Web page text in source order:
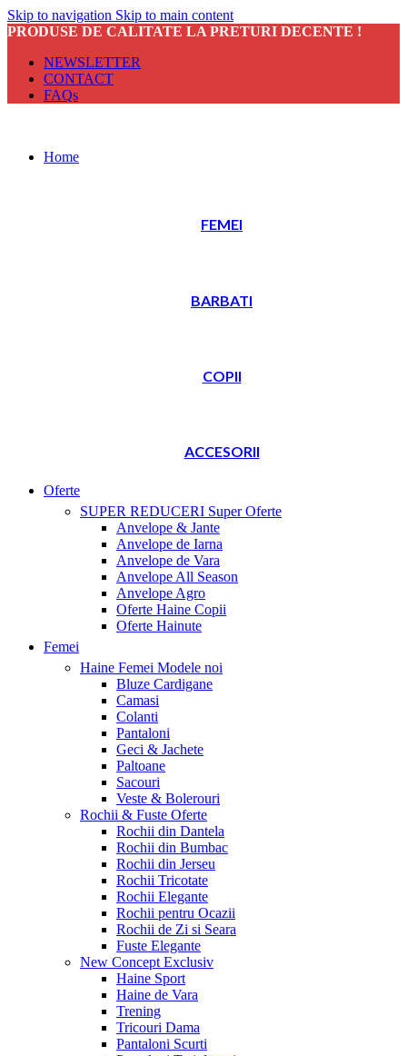
Skip to navigation Skip to main content
PRODUSE DE CALITATE LA PRETURI DECENTE !
NEWSLETTER
CONTACT
FAQs
Home
FEMEI
BARBATI
COPII
ACCESORII
Oferte
SUPER REDUCERI Super Oferte
Anvelope & Jante
Anvelope de Iarna
Anvelope de Vara
Anvelope All Season
Anvelope Agro
Oferte Haine Copii
Oferte Hainute
Femei
Haine Femei Modele noi
Bluze Cardigane
Camasi
Colanti
Pantaloni
Geci & Jachete
Paltoane
Sacouri
Veste & Bolerouri
Rochii & Fuste Oferte
Rochii din Dantela
Rochii din Bumbac
Rochii din Jerseu
Rochii Tricotate
Rochii Elegante
Rochii pentru Ocazii
Rochii de Zi si Seara
Fuste Elegante
New Concept Exclusiv
Haine Sport
Haine de Vara
Trening
Tricouri Dama
Pantaloni Scurti